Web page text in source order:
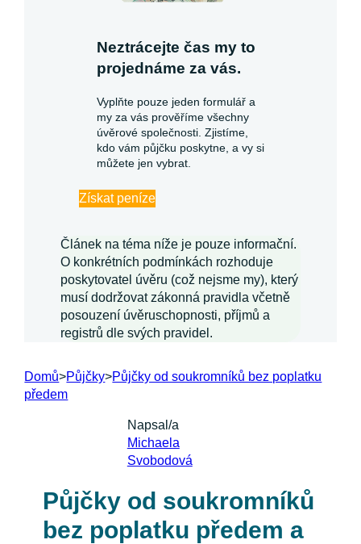
Neztrácejte čas my to
projednáme za vás.
Vyplňte pouze jeden formulář a
my za vás prověříme všechny
úvěrové společnosti. Zjistíme,
kdo vám půjčku poskytne, a vy si
můžete jen vybrat.
Získat peníze
Článek na téma níže je pouze informační.
O konkrétních podmínkách rozhoduje
poskytovatel úvěru (což nejsme my), který
musí dodržovat zákonná pravidla včetně
posouzení úvěruschopnosti, příjmů a
registrů dle svých pravidel.
Domů>Půjčky>Půjčky od soukromníků bez poplatku
předem
Napsal/a
Michaela
Svobodová
Půjčky od soukromníků
bez poplatku předem a